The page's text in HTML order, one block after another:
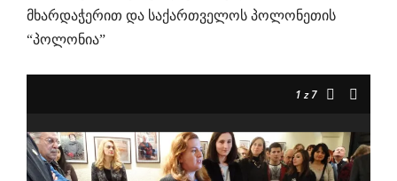
მხარდაჭერით და საქართველოს პოლონეთის
“პოლონია”
1z 7